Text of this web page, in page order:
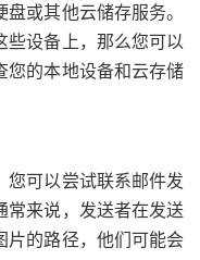
或其他云储存服务。
些设备上，那么您可以
您的本地设备和云存储
您可以尝试联系邮件发
常来说，发送者在发送
片的路径，他们可能会